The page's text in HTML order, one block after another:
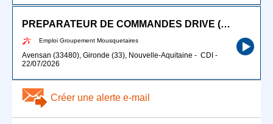
PREPARATEUR DE COMMANDES DRIVE (H/F)
Emploi Groupement Mousquetaires
Avensan (33480), Gironde (33), Nouvelle-Aquitaine - CDI -
22/07/2026
Créer une alerte e-mail